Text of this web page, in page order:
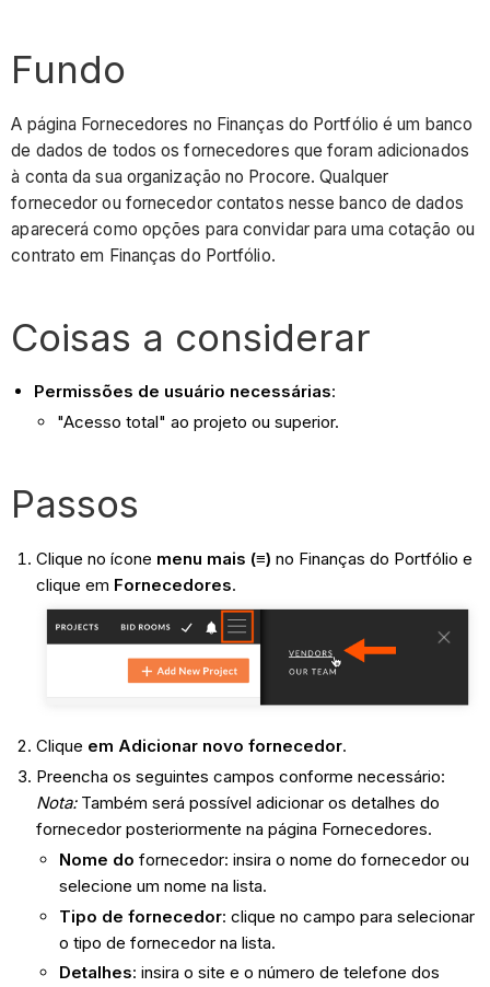
Fundo
A página Fornecedores no Finanças do Portfólio é um banco
de dados de todos os fornecedores que foram adicionados
à conta da sua organização no Procore. Qualquer
fornecedor ou fornecedor contatos nesse banco de dados
aparecerá como opções para convidar para uma cotação ou
contrato em Finanças do Portfólio.
Coisas a considerar
Permissões de usuário necessárias:
"Acesso total" ao projeto ou superior.
Passos
Clique no ícone menu mais (≡) no Finanças do Portfólio e
clique em Fornecedores.
Clique em Adicionar novo fornecedor.
Preencha os seguintes campos conforme necessário:
Nota:Também será possível adicionar os detalhes do
fornecedor posteriormente na página Fornecedores.
Nome do fornecedor: insira o nome do fornecedor ou
selecione um nome na lista.
Tipo de fornecedor: clique no campo para selecionar
o tipo de fornecedor na lista.
Detalhes: insira o site e o número de telefone dos